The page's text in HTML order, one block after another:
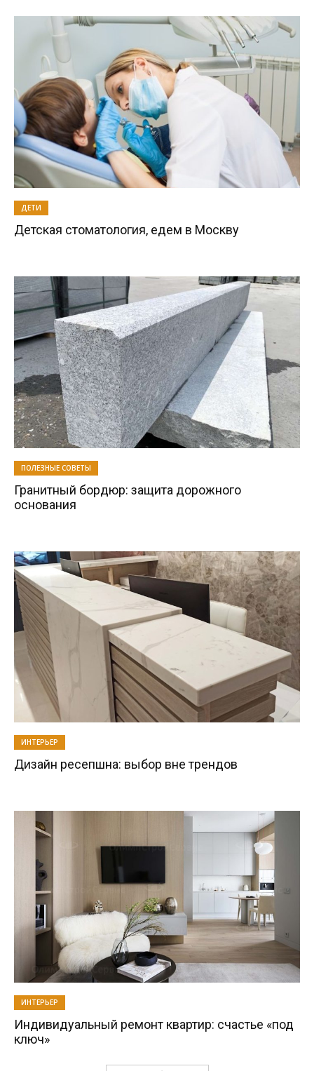
ДЕТИ
Детская стоматология, едем в Москву
ПОЛЕЗНЫЕ СОВЕТЫ
Гранитный бордюр: защита дорожного
основания
ИНТЕРЬЕР
Дизайн ресепшна: выбор вне трендов
ИНТЕРЬЕР
Индивидуальный ремонт квартир: счастье «под
ключ»